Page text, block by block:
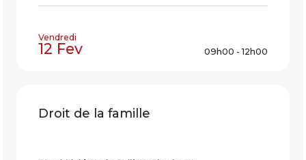
Vendredi
12 Fev 09h00 - 12h00
Droit de la famille